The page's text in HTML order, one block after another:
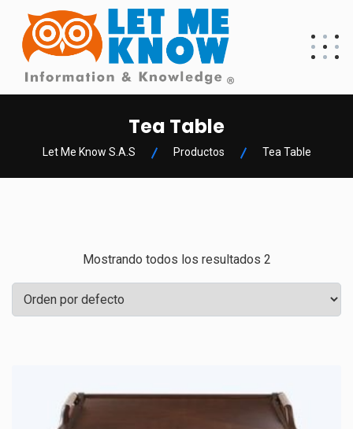
Tea Table
Let Me Know S.A.S Productos Tea Table
Mostrando todos los resultados 2